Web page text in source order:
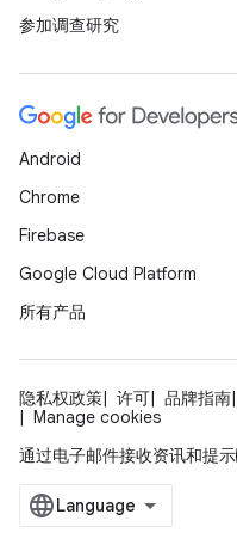
参加调查研究
Android
Chrome
Firebase
Google Cloud Platform
所有产品
隐私权政策 许可 品牌指南
Manage cookies
通过电子邮件接收资讯和提示